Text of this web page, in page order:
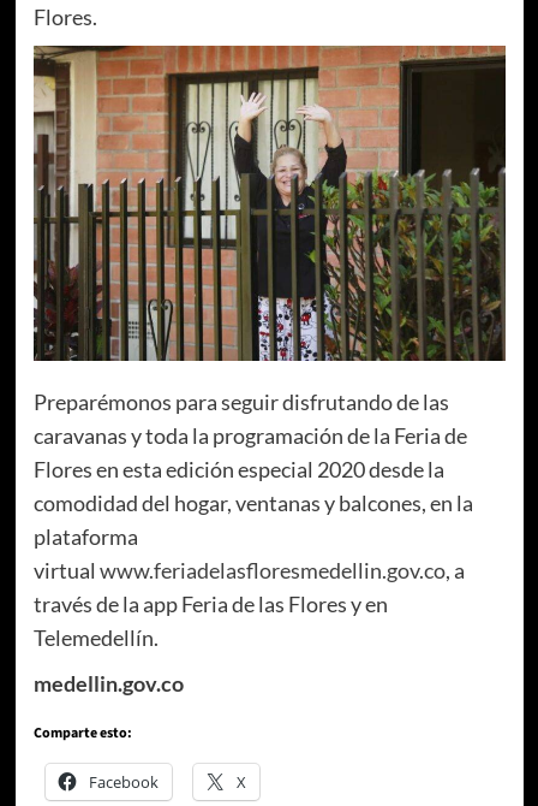
Flores.
Preparémonos para seguir disfrutando de las
caravanas y toda la programación de la Feria de
Flores en esta edición especial 2020 desde la
comodidad del hogar, ventanas y balcones, en la
plataforma
virtual www.feriadelasfloresmedellin.gov.co, a
través de la app Feria de las Flores y en
Telemedellín.
medellin.gov.co
Comparte esto:
Facebook X